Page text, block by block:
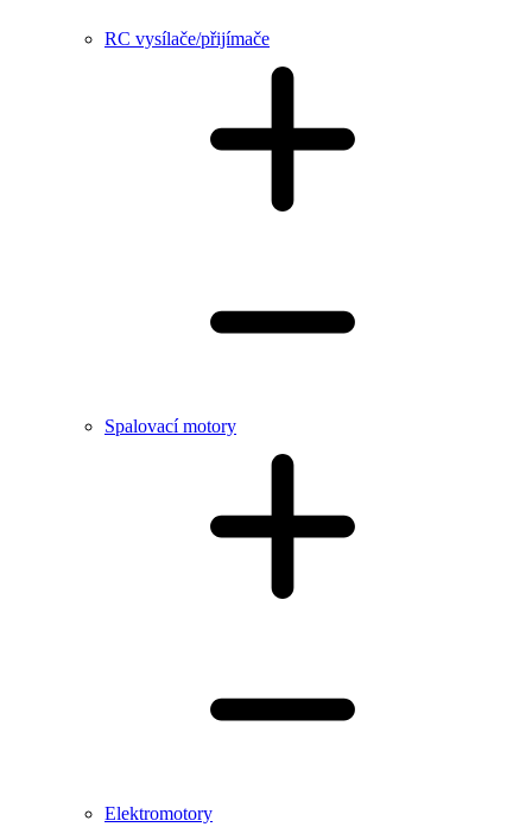
RC vysílače/přijímače
Spalovací motory
Elektromotory